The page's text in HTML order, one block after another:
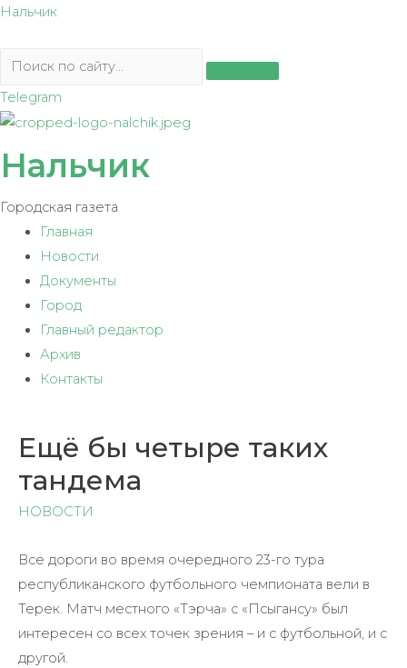
Перейти
содержимому
Нальчик
Telegram
Нальчик
Городская газета
Главная
Новости
Документы
Город
Главный редактор
Архив
Контакты
Ещё бы четыре таких
тандема
НОВОСТИ
Все дороги во время очередного 23-го тура
республиканского футбольного чемпионата вели в
Терек. Матч местного «Тэрча» с «Псыгансу» был
интересен со всех точек зрения – и с футбольной, и с
другой.